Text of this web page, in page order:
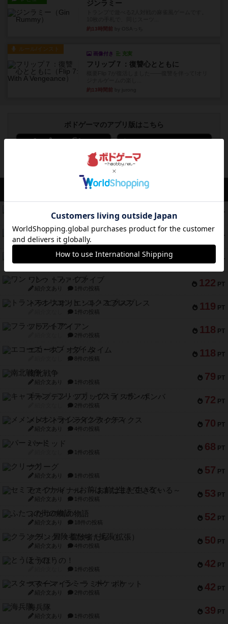
ジンラミー
約13時間前
ルール/インスト
画像付き 充実
フリップ７：復讐心とともに
約13時間前
ボドゲーマのアプリ版はこちら
アクセス数 急上昇中
PT
紹介文なし 2件の投稿
PT
マーケットフレッシュ
紹介文あり 1件の投稿
141 PT
ファイアー・ブルズ / 火牛陣
紹介文なし 1件の投稿
122 PT
ワン・トゥ・ファイブ
紹介文あり 1件の投稿
119 PT
トランスオリエント・エクスプレス
1件の投稿
118 PT
フラットアイアン
2件の投稿
118 PT
エコーズ・オブ・タイム
8件の投稿
79 PT
南北戦争
紹介文あり 1件の投稿
72 PT
キャプテン・フリップ：イスラ・ボンバ
2件の投稿
70 PT
メメントオンラインタクティクス
紹介文あり 4件の投稿
68 PT
パーミッド
1件の投稿
57 PT
クリーグ
紹介文あり 1件の投稿
53 PT
セミファイナル ～お前はまだ生きている～
紹介文あり 1件の投稿
52 PT
ふたつの街の物語
紹介文あり 18件の投稿
50 PT
クランク! ：冒険者たち（拡張）
紹介文あり 4件の投稿
42 PT
とうほうの！
1件の投稿
42 PT
スターマイン・ラミー ポケット
紹介文あり 2件の投稿
39 PT
海兵隊
紹介文あり 1件の投稿